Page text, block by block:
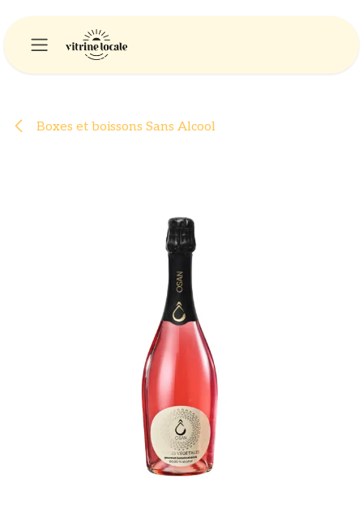
Boxes et boissons Sans Alcool